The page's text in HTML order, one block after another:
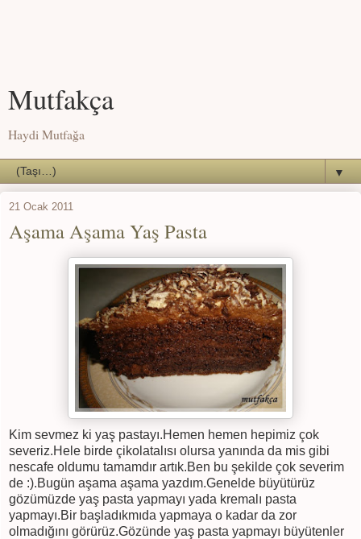
Mutfakça
Haydi Mutfağa
▼
21 Ocak 2011
Aşama Aşama Yaş Pasta
Kim sevmez ki yaş pastayı.Hemen hemen hepimiz çok
severiz.Hele birde çikolatalısı olursa yanında da mis gibi
nescafe oldumu tamamdır artık.Ben bu şekilde çok severim
de :).Bugün aşama aşama yazdım.Genelde büyütürüz
gözümüzde yaş pasta yapmayı yada kremalı pasta
yapmayı.Bir başladıkmıda yapmaya o kadar da zor
olmadığını görürüz.Gözünde yaş pasta yapmayı büyütenler